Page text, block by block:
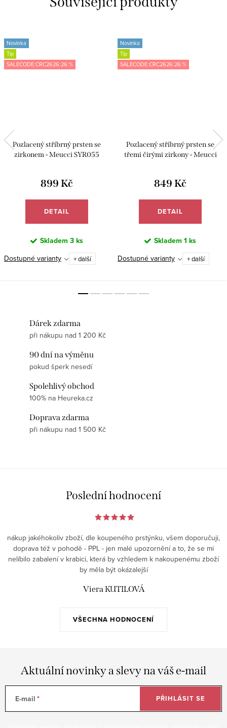
Novinka
Tip
SALECODE:CRC2626:26:%
Pozlacený stříbrný prsten se
zirkonem - Meucci SYR055
899 Kč
DETAIL
Skladem 3 ks
Dostupné varianty
+ další
Novinka
Tip
SALECODE:CRC2626:26:%
Pozlacený stříbrný prsten se
třemi čirými zirkony - Meucci
849 Kč
DETAIL
Skladem 1 ks
Dostupné varianty
+ další
Dárek zdarma
při nákupu nad 1 200 Kč
90 dní na výměnu
pokud šperk nesedí
Spolehlivý obchod
100% na Heureka.cz
Doprava zdarma
při nákupu nad 1 500 Kč
Poslední hodnocení
VŠECHNA HODNOCENÍ
nákup jakéhokoliv zboží, dle koupeného prstýnku, všem doporučuji,
doprava též v pohodě - PPL - jen malé upozornění a to, že se mi
nelíbilo zabalení v krabici, která by vzhledem k nakoupenému zboží
by měla být okázalejší
Viera KUTILOVÁ
Aktuální novinky a slevy na váš e-mail
E-mail PŘIHLÁSIT SE